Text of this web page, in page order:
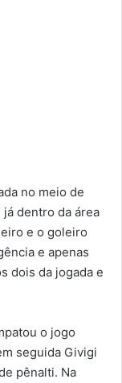
no meio de
já dentro da área
e o goleiro
e apenas
dois da jogada e
o jogo
seguida Givigi
pênalti. Na